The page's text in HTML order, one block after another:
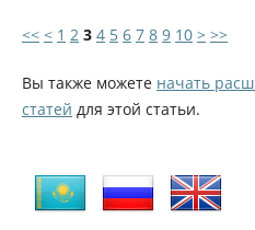
<< < 1 2 3 4 5 6 7 8 9 10 > >>
Вы также можете начать
статей для этой статьи.